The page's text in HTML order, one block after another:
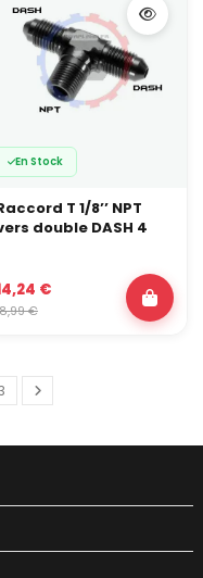
En Stock
T 1/8’’ NPT
double DASH 4
€
€